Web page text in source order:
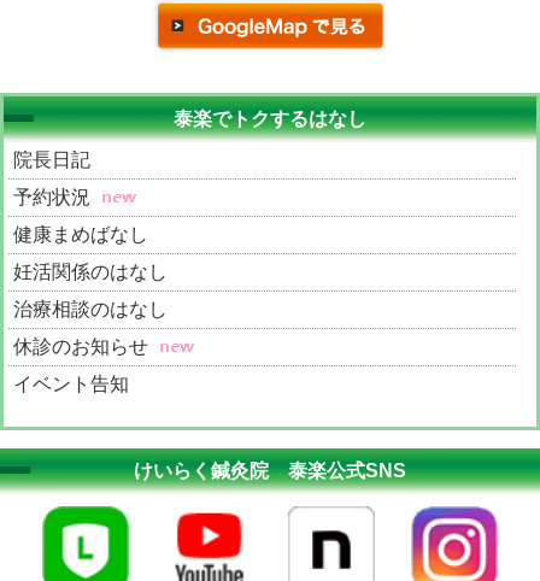
泰楽でトクするはなし
院長日記
予約状況
健康まめばなし
妊活関係のはなし
治療相談のはなし
休診のお知らせ
イベント告知
けいらく鍼灸院 泰楽公式SNS